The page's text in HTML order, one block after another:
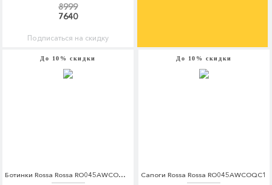
8999
7640
Подписаться на скидку
До 10% скидки
Ботинки Rossa Rossa RO045AWCOQB7
До 10% скидки
Сапоги Rossa Rossa RO045AWCOQC1